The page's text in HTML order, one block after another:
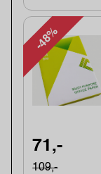
-48%
71,-
109,-